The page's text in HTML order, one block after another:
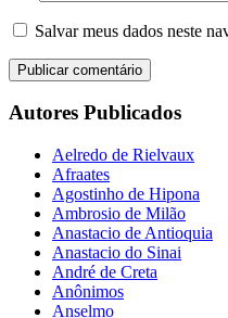
Salvar meus dados neste
Autores Publicados
Aelredo de Rielvaux
Afraates
Agostinho de Hipona
Ambrosio de Milão
Anastacio de Antioquia
Anastacio do Sinai
André de Creta
Anônimos
Anselmo